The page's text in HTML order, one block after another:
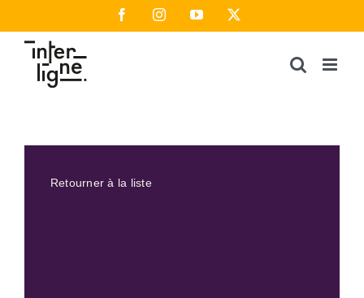
au
contenu
FacebookInstagramYouTube
Retourner à la liste